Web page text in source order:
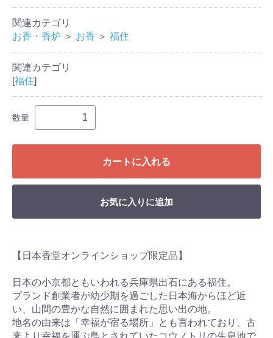
関連カテゴリ
お香・香炉 ＞ お香 ＞ 福住
関連カテゴリ
[福住]
数量
カートに入れる
お気に入りに追加
【日本香堂オンラインショップ限定品】
日本の小京都ともいわれる兵庫県出石にある福住。
ブランド創業者が幼少期を過ごした日本海からほど近
い、山間の豊かな自然に囲まれた思い出の地。
地名の由来は「幸福が宿る場所」とも言われており、古
来より幸福を運ぶ鳥とされていたコウノトリの生息地で